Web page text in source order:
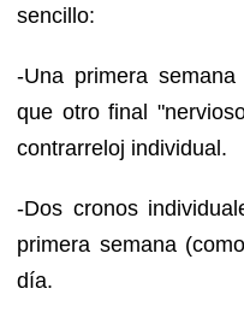
sencillo:
-Una primera
que otro final
contrarreloj individual.
-Dos cronos
primera semana
día.